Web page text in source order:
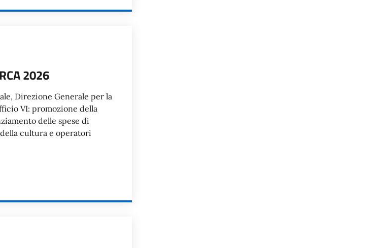
2026
Direzione Generale per la
VI: promozione della
delle spese di
cultura e operatori